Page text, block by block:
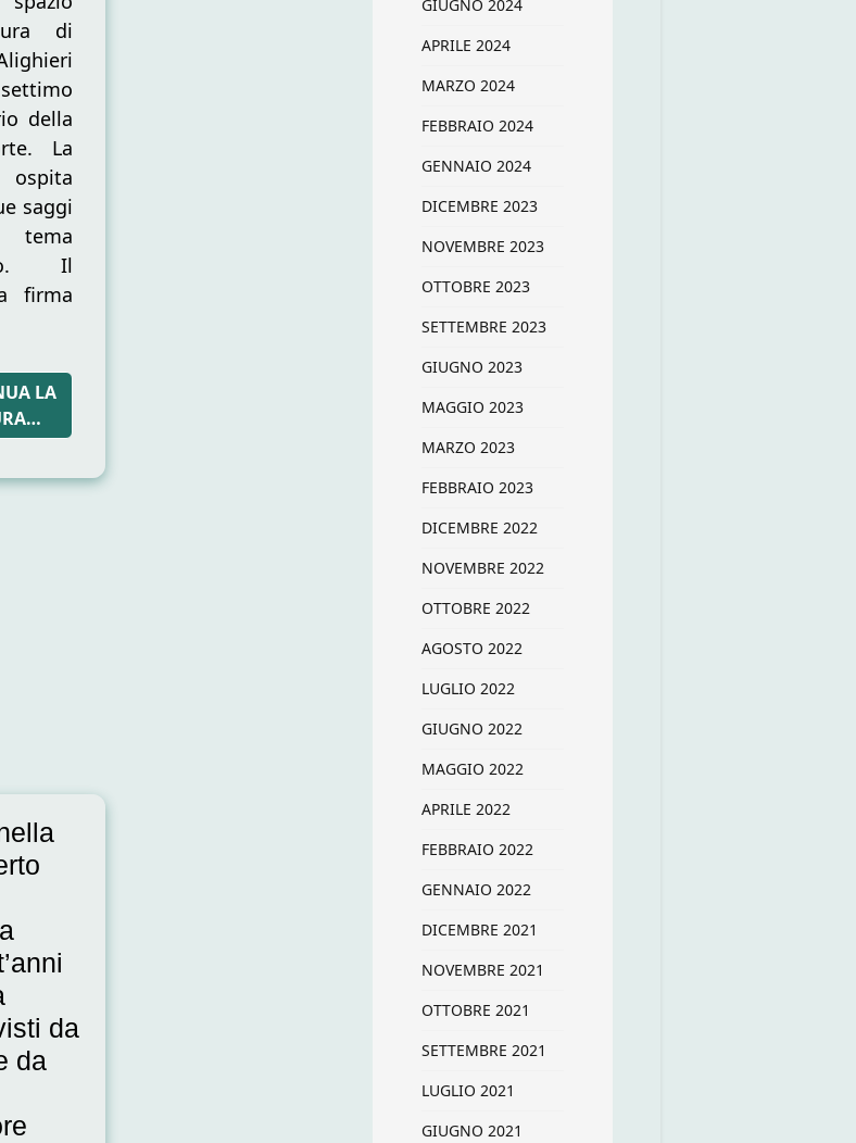
di
della
La
saggi
Il
firma
LA
da
da
GIUGNO 2024
APRILE 2024
MARZO 2024
FEBBRAIO 2024
GENNAIO 2024
DICEMBRE 2023
NOVEMBRE 2023
OTTOBRE 2023
SETTEMBRE 2023
GIUGNO 2023
MAGGIO 2023
MARZO 2023
FEBBRAIO 2023
DICEMBRE 2022
NOVEMBRE 2022
OTTOBRE 2022
AGOSTO 2022
LUGLIO 2022
GIUGNO 2022
MAGGIO 2022
APRILE 2022
FEBBRAIO 2022
GENNAIO 2022
DICEMBRE 2021
NOVEMBRE 2021
OTTOBRE 2021
SETTEMBRE 2021
LUGLIO 2021
GIUGNO 2021